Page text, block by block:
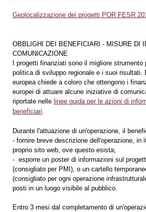
Geolocalizzazione dei progetti POR FESR
OBBLIGHI DEI BENEFICIARI - MISURE DI
COMUNICAZIONE
I progetti finanziati sono il migliore strumento
politica di sviluppo regionale e i suoi risultati.
europea chiede a coloro che ottengono i
europei di attuare alcune iniziative di
riportate nelle linee guida per le azioni di
beneficiari
Durante l'attuazione di un'operazione, il
- fornire breve descrizione dell'operazione, in
proprio sito web, ove questo esista;
- esporre un poster di informazioni sul
(consigliato per PMI), o un cartello
(consigliato per ogni operazione
posti in un luogo visibile al pubblico.
Entro 3 mesi dal completamento di